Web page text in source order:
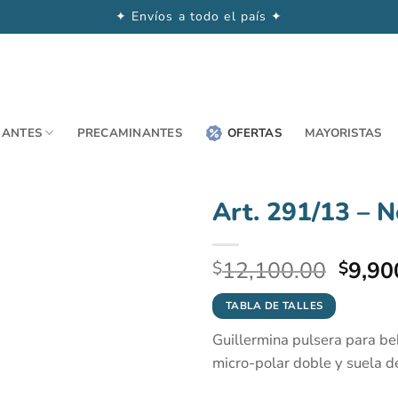
✦ Envíos a todo el país ✦
PRECAMINANTES OFERTAS MAYORISTAS
Art. 291/13 –
$12,100.00 El
era:
$
TABLA DE TALLES
Guillermina pulsera para
micro-polar doble y suela